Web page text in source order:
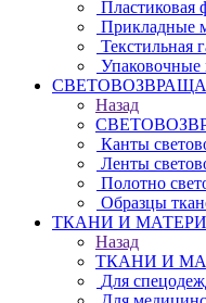
Пластиковая
Прикладные
Текстильная
Упаковочные
Назад
Канты
Ленты
Полотно
Образцы
ТКАНИ И
Назад
ТКАНИ И
Для